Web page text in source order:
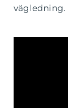
vägledning.